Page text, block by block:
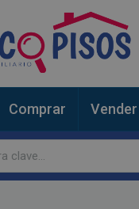
Comprar Vender